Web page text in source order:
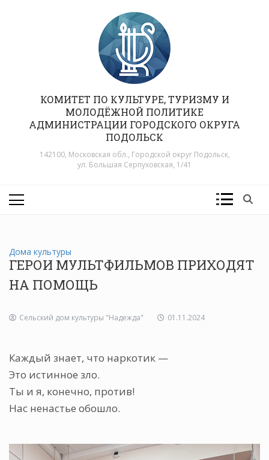
КОМИТЕТ ПО КУЛЬТУРЕ, ТУРИЗМУ И
МОЛОДЁЖНОЙ ПОЛИТИКЕ
АДМИНИСТРАЦИИ ГОРОДСКОГО ОКРУГА
ПОДОЛЬСК
142100, Московская обл., Городской округ Подольск,
ул. Большая Серпуховская, 1/41
Дома культуры
ГЕРОИ МУЛЬТФИЛЬМОВ ПРИХОДЯТ
НА ПОМОЩЬ
Сельский дом культуры "Надежда" 01.11.2024
Каждый знает, что наркотик —
Это истинное зло.
Ты и я, конечно, против!
Нас ненастье обошло.